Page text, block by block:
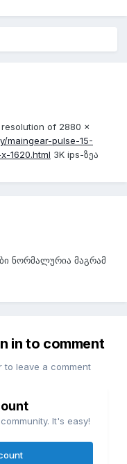
resolution of 2880 x
maingear-pulse-15-
1620.html 3K ips-ზეა
ნორმალურია მაგრამ
in to comment
to leave a comment
It's easy!